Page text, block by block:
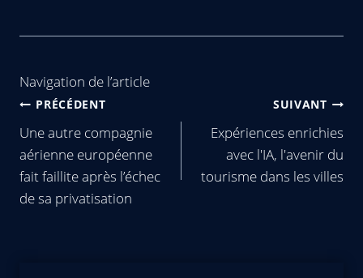
Navigation de l’article
PRÉCÉDENT
Une autre compagnie
aérienne européenne
fait faillite après l’échec
de sa privatisation
SUIVANT
Expériences enrichies
avec l'IA, l'avenir du
tourisme dans les villes